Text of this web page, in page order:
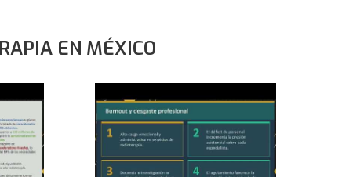
EN MÉXICO